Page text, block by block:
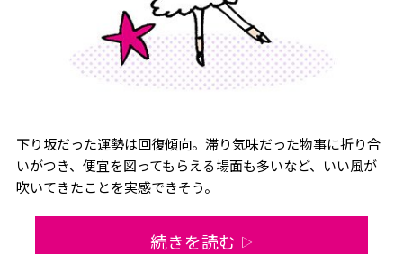
下り坂だった運勢は回復傾向。滞り気味だった物事に折り合
いがつき、便宜を図ってもらえる場面も多いなど、いい風が
吹いてきたことを実感できそう。
続きを読む ▷